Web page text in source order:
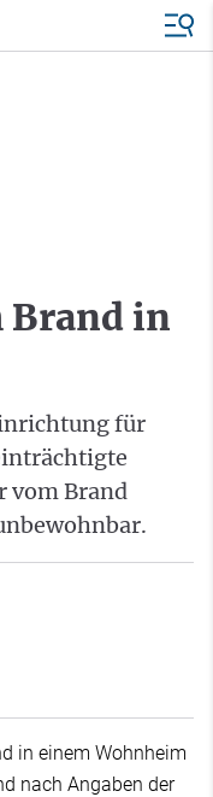
Brand in
für
vom Brand
in einem Wohnheim
nach Angaben der